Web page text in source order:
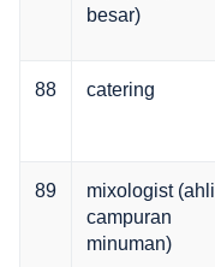
besar)
88 catering
89
mixologist (ahli
campuran
minuman)